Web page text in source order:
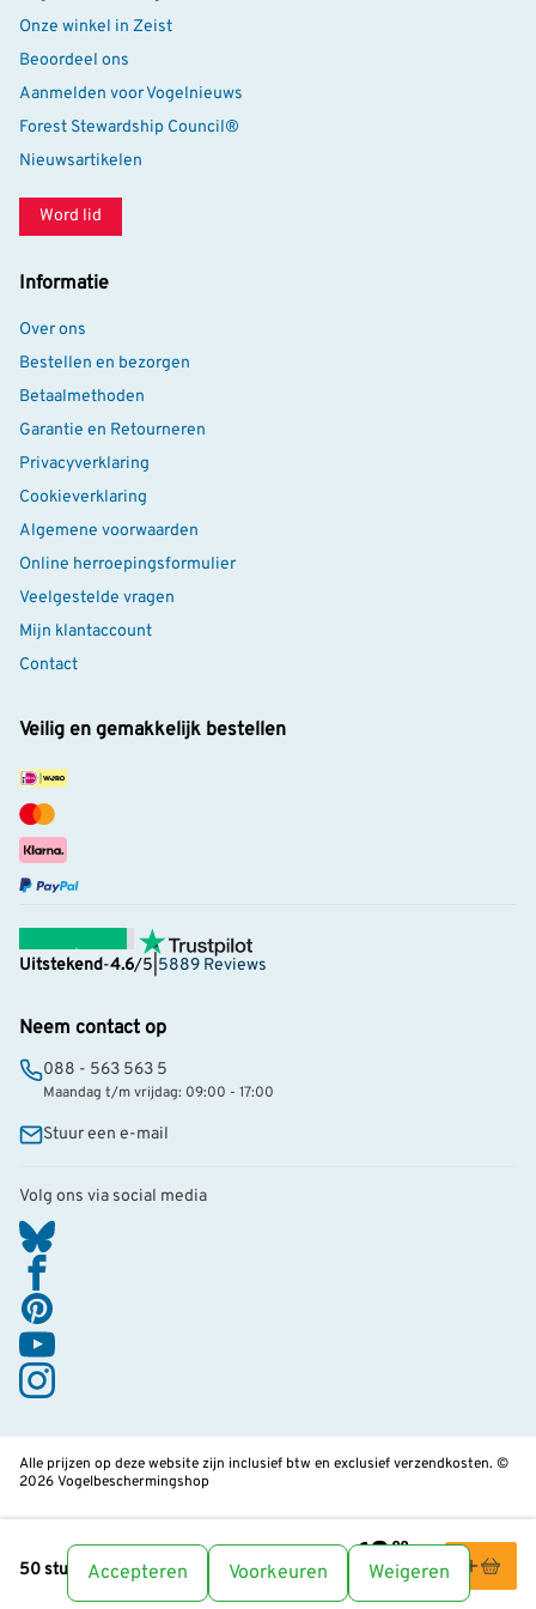
Accepteren Voorkeuren Weigeren
50 stuks - Ultimate vetbollen met insecten 18,99
Leden:17,09
Onze winkel in Zeist
Beoordeel ons
Aanmelden voor Vogelnieuws
Forest Stewardship Council®
Nieuwsartikelen
Word lid
Informatie
Over ons
Bestellen en bezorgen
Betaalmethoden
Garantie en Retourneren
Privacyverklaring
Cookieverklaring
Algemene voorwaarden
Online herroepingsformulier
Veelgestelde vragen
Mijn klantaccount
Contact
Veilig en gemakkelijk bestellen
Uitstekend-4.6/5 5889 Reviews
Neem contact op
088 - 563 563 5
Maandag t/m vrijdag: 09:00 - 17:00
Stuur een e-mail
Volg ons via social media
Alle prijzen op deze website zijn inclusief btw en exclusief verzendkosten. ©
2026 Vogelbeschermingshop